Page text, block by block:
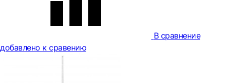
В сравнение
добавлено к сравению